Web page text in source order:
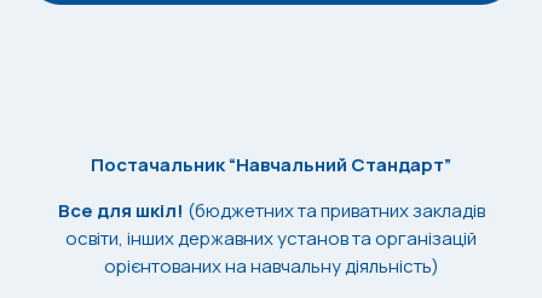
Постачальник “Навчальний Стандарт”
Все для шкіл! (бюджетних та приватних закладів
освіти, інших державних установ та організацій
орієнтованих на навчальну діяльність)